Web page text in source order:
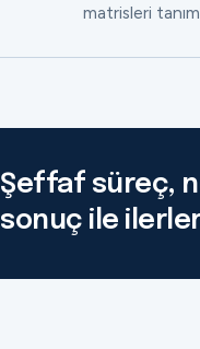
matrisleri
Şeffaf süreç,
sonuç ile